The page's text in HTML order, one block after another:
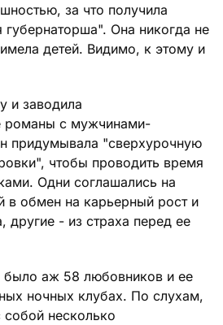
за что получила
губернаторша". Она никогда не
детей. Видимо, к этому и
и заводила
романы с мужчинами-
придумывала "сверхурочную
чтобы проводить время
Одни соглашались на
в обмен на карьерный рост и
другие - из страха перед ее
было аж 58 любовников и ее
ночных клубах. По слухам,
собой несколько